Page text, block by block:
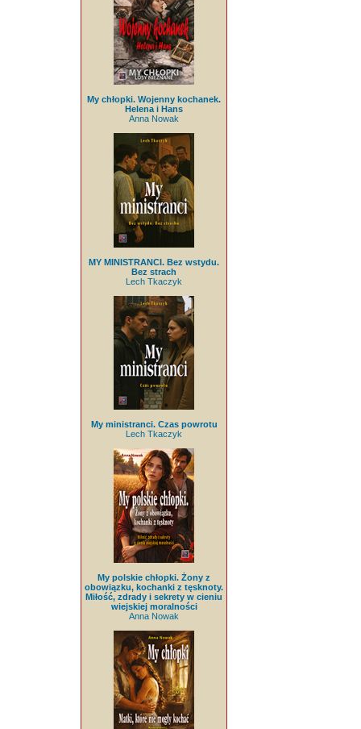
My chłopki. Wojenny kochanek.
Helena i Hans
Anna Nowak
MY MINISTRANCI. Bez wstydu.
Bez strach
Lech Tkaczyk
My ministranci. Czas powrotu
Lech Tkaczyk
My polskie chłopki. Żony z
obowiązku, kochanki z tęsknoty.
Miłość, zdrady i sekrety w cieniu
wiejskiej moralności
Anna Nowak